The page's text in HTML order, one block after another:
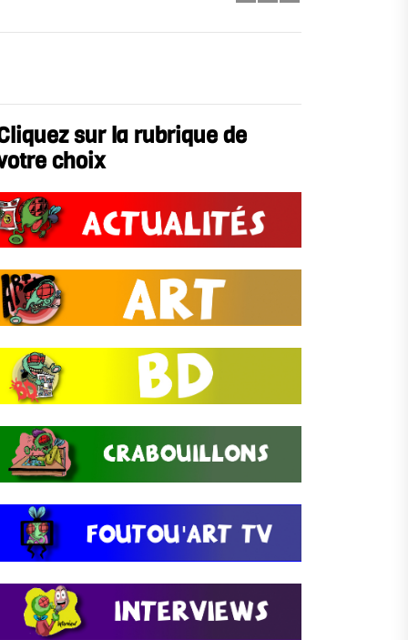
sur la rubrique de
choix